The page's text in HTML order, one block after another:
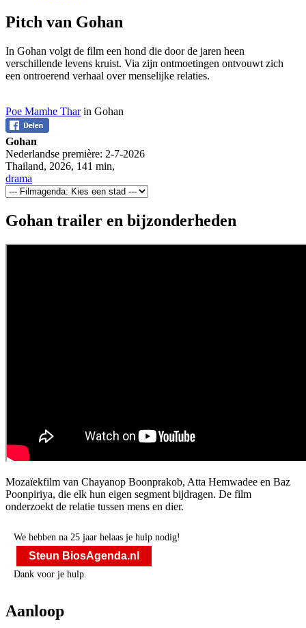
Pitch van Gohan
In Gohan volgt de film een hond die door de jaren heen
verschillende levens kruist. Via zijn ontmoetingen ontvouwt zich
een ontroerend verhaal over menselijke relaties.
Poe Mamhe Tharin Gohan
Gohan
Nederlandse première: 2-7-2026
Thailand, 2026, 141 min,
drama
Gohan trailer en bijzonderheden
Mozaïekfilm van Chayanop Boonprakob, Atta Hemwadee en Baz
Poonpiriya, die elk hun eigen segment bijdragen. De film
onderzoekt de relatie tussen mens en dier.
We hebben na 25 jaar helaas je hulp nodig!
Steun BiosAgenda.nl
Dank voor je hulp.
Aanloop